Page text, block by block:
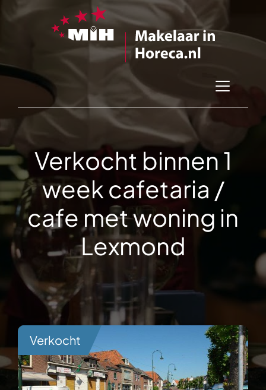
Verkocht binnen 1
week cafetaria /
cafe met woning in
Lexmond
Verkocht